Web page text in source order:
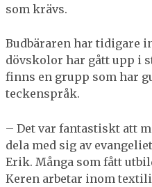
som krävs.
Budbäraren har tidigare
dövskolor har gått upp i
finns en grupp som har
teckenspråk.
– Det var fantastiskt att
dela med sig av
Erik. Många som fått
Keren arbetar inom